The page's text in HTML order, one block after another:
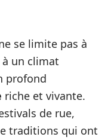
se limite pas à
un climat
profond
riche et vivante.
de rue,
traditions qui ont